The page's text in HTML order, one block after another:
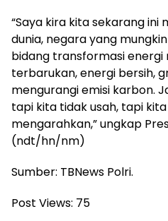
“Saya kira kita sekarang ini
dunia, negara yang
bidang transformasi energi
terbarukan, energi bersih,
mengurangi emisi karbon.
tapi kita tidak usah, tapi
mengarahkan,” ungkap
(ndt/hn/nm)
Sumber: TBNews Polri.
Post Views: 75